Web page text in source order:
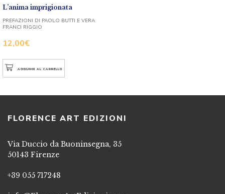
L’anima imprigionata
12,00€
PREFAZIONI DI PAOLO BUTTI E VERA
FRANCI RIGGIO
AGGIUNGI AL CARRELLO
FLORENCE ART EDIZIONI
Via Duccio da Buoninsegna, 35
50143 Firenze
+39 055 717248